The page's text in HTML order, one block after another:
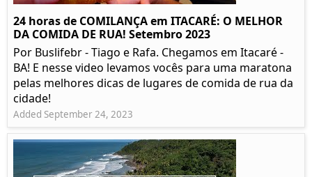
24 horas de COMILANÇA em ITACARÉ: O MELHOR
DA COMIDA DE RUA! Setembro 2023
Por Buslifebr - Tiago e Rafa. Chegamos em Itacaré -
BA! E nesse video levamos vocês para uma maratona
pelas melhores dicas de lugares de comida de rua da
cidade!
Added September 24, 2023